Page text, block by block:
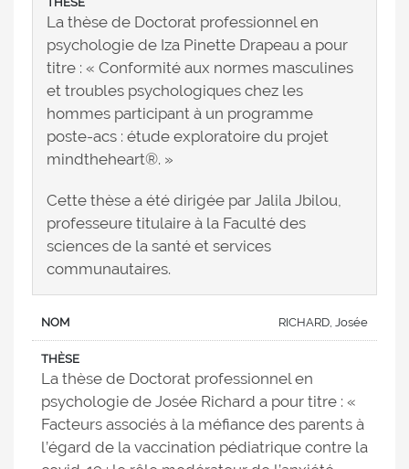
La thèse de Doctorat professionnel en
psychologie de Iza Pinette Drapeau a pour
titre : « Conformité aux normes masculines
et troubles psychologiques chez les
hommes participant à un programme
poste-acs : étude exploratoire du projet
mindtheheart®. »
Cette thèse a été dirigée par Jalila Jbilou,
professeure titulaire à la Faculté des
sciences de la santé et services
communautaires.
RICHARD, Josée
La thèse de Doctorat professionnel en
psychologie de Josée Richard a pour titre : «
Facteurs associés à la méfiance des parents à
l’égard de la vaccination pédiatrique contre la